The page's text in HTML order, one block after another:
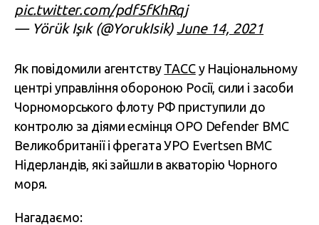
pic.twitter.com/pdf5fKhRqj
— Yörük Işık (@YorukIsik)June 14, 2021
Як повідомили агентству ТАССу Національному
центрі управління обороною Росії, сили і засоби
Чорноморського флоту РФ приступили до
контролю за діями есмінця ОРО Defender ВМС
Великобританії і фрегата УРО Evertsen ВМС
Нідерландів, які зайшли в акваторію Чорного
моря.
Нагадаємо: